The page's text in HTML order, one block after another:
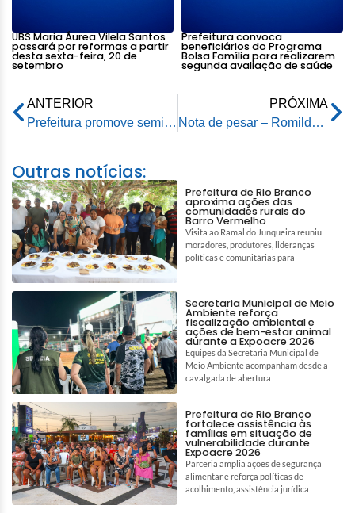
UBS Maria Áurea Vilela Santos
passará por reformas a partir
desta sexta-feira, 20 de
setembro
Prefeitura convoca
beneficiários do Programa
Bolsa Família para realizarem
segunda avaliação de saúde
ANTERIOR
Prefeitura promove seminário com temática étnico racial e violência contra a mulher
PRÓXIMA
Nota de pesar – Romildo Magalhães da Silva
Outras notícias:
Prefeitura de Rio Branco
aproxima ações das
comunidades rurais do
Barro Vermelho
Visita ao Ramal do Junqueira reuniu
moradores, produtores, lideranças
políticas e comunitárias para
Secretaria Municipal de Meio
Ambiente reforça
fiscalização ambiental e
ações de bem-estar animal
durante a Expoacre 2026
Equipes da Secretaria Municipal de
Meio Ambiente acompanham desde a
cavalgada de abertura
Prefeitura de Rio Branco
fortalece assistência às
famílias em situação de
vulnerabilidade durante
Expoacre 2026
Parceria amplia ações de segurança
alimentar e reforça políticas de
acolhimento, assistência jurídica